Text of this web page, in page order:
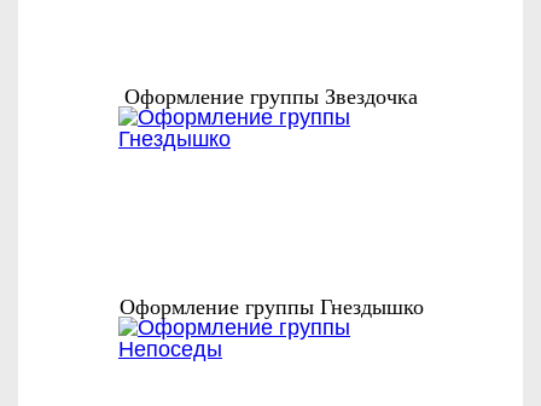
Оформление группы Звездочка
Оформление группы Гнездышко